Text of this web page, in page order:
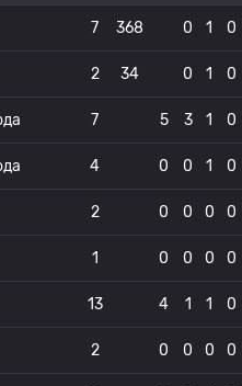
7 368 0 1 0
2 34 0 1 0
7 5 3 1 0
4 0 0 1 0
2 0 0 0 0
1 0 0 0 0
13 4 1 1 0
2 0 0 0 0